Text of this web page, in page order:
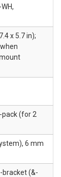
x 5.7 in);
pack (for 2
6 mm
bracket (&-